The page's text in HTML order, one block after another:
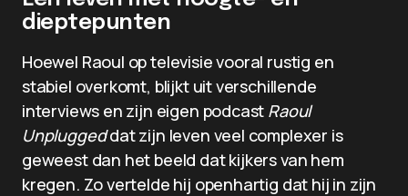
dieptepunten
Hoewel Raoul op televisie vooral rustig en
stabiel overkomt, blijkt uit verschillende
interviews en zijn eigen podcast Raoul
Unpluggeddat zijn leven veel complexer is
geweest dan het beeld dat kijkers van hem
kregen. Zo vertelde hij openhartig dat hij in zijn